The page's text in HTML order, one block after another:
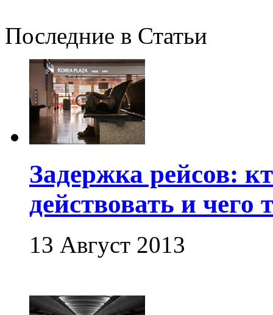
Последние в Статьи
Задержка рейсов:
действовать и чего
13 Август 2013